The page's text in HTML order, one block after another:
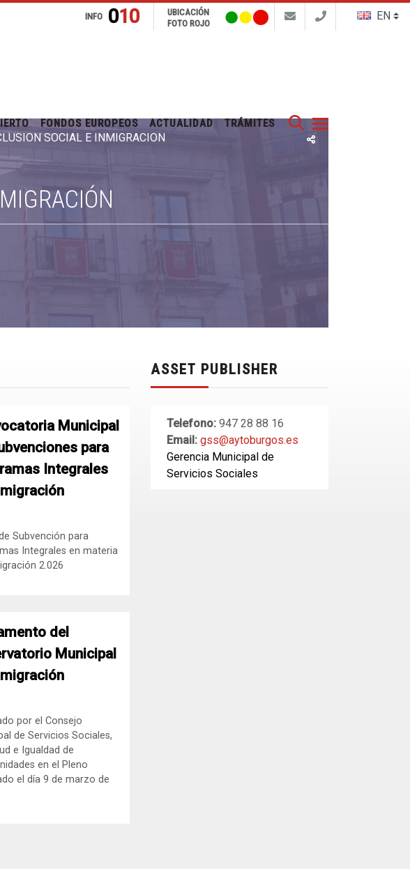
Buscar
INFO 010
UBICACIÓN
FOTO ROJO
FONDOS EUROPEOS ACTUALIDAD TRÁMITES
SOCIAL E INMIGRACIÓN
Municipal
para
Integrales
Subvención para
Integrales en materia
2.026
del
Municipal
por el Consejo
de Servicios Sociales,
e Igualdad de
en el Pleno
el día 9 de marzo de
ASSET PUBLISHER
Telefono: 947 28 88 16
Email: gss@aytoburgos.es
Gerencia Municipal de
Servicios Sociales